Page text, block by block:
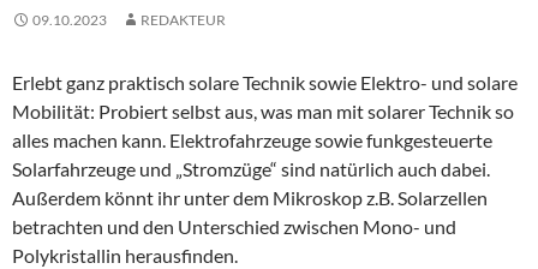
09.10.2023 REDAKTEUR
Erlebt ganz praktisch solare Technik sowie Elektro- und solare
Mobilität: Probiert selbst aus, was man mit solarer Technik so
alles machen kann. Elektrofahrzeuge sowie funkgesteuerte
Solarfahrzeuge und „Stromzüge“ sind natürlich auch dabei.
Außerdem könnt ihr unter dem Mikroskop z.B. Solarzellen
betrachten und den Unterschied zwischen Mono- und
Polykristallin herausfinden.